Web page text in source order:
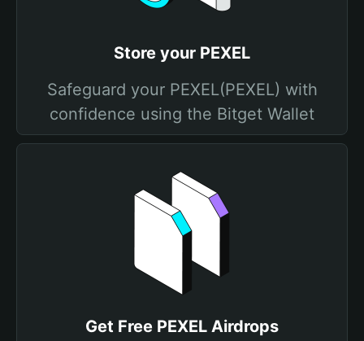
Store your PEXEL
Safeguard your PEXEL(PEXEL) with
confidence using the Bitget Wallet
Get Free PEXEL Airdrops